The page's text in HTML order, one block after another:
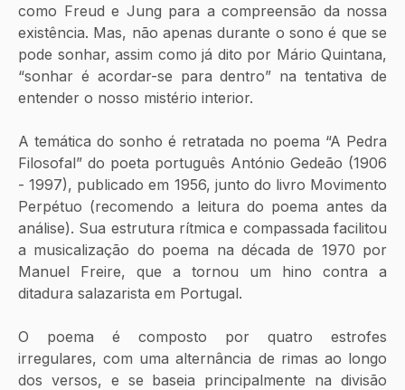
como Freud e Jung para a compreensão da nossa
existência. Mas, não apenas durante o sono é que se
pode sonhar, assim como já dito por Mário Quintana,
“sonhar é acordar-se para dentro” na tentativa de
entender o nosso mistério interior.
A temática do sonho é retratada no poema “A Pedra
Filosofal” do poeta português António Gedeão (1906
- 1997), publicado em 1956, junto do livro Movimento
Perpétuo (recomendo a leitura do poema antes da
análise). Sua estrutura rítmica e compassada facilitou
a musicalização do poema na década de 1970 por
Manuel Freire, que a tornou um hino contra a
ditadura salazarista em Portugal.
O poema é composto por quatro estrofes
irregulares, com uma alternância de rimas ao longo
dos versos, e se baseia principalmente na divisão